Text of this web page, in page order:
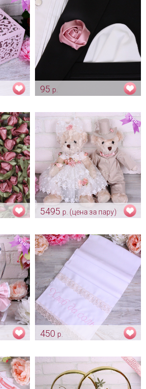
95 р.
розочка"
Арт: gr_0227
5495 р. (цена за пару)
Арт: mel_0025
450 р.
Арт: rush_0139